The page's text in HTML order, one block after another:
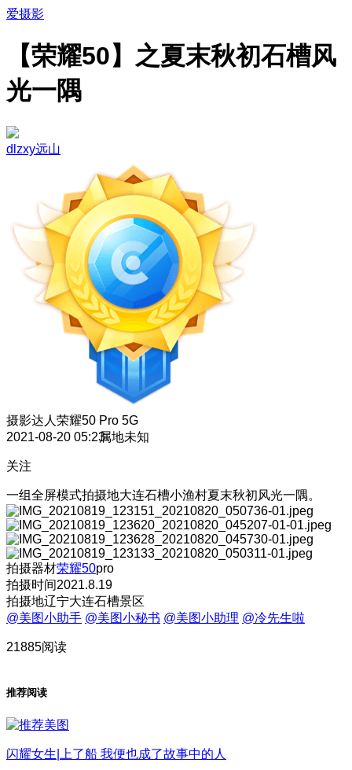
爱摄影
【荣耀50】之夏末秋初石槽风
光一隅
dlzxy远山
摄影达人 荣耀50 Pro 5G
2021-08-20 05:23属地未知
关注
一组全屏模式拍摄地大连石槽小渔村夏末秋初风光一隅。
拍摄器材荣耀50pro
拍摄时间2021.8.19
拍摄地辽宁大连石槽景区
@美图小助手 @美图小秘书 @美图小助理 @冷先生啦
21885阅读
推荐阅读
闪耀女生|上了船 我便也成了故事中的人